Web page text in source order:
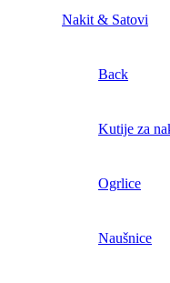
Nakit & Satovi
Back
Kutije za
Ogrlice
Naušnice